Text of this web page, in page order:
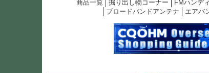
商品一覧 掘り出し物コーナー FMハンデ
ブロードバンドアンテナ
エアバ